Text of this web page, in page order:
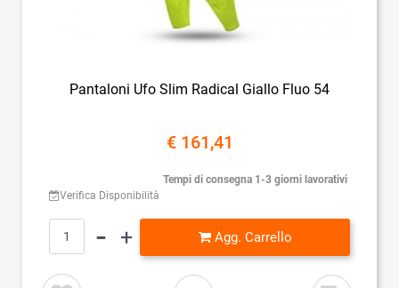
Pantaloni Ufo Slim Radical Giallo Fluo 54
€ 161,41
Verifica Disponibilità
Tempi di consegna 1-3 giorni lavorativi
Quantità
Agg. Carrello